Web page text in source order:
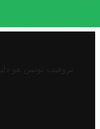
تروفيت تونس هو